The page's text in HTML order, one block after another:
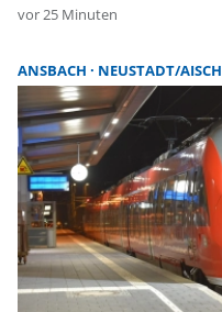
vor 25 Minuten
ANSBACH NEUSTADT/AISCH